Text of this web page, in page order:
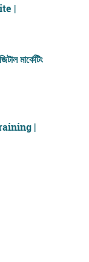
|
মার্কেটিং
|